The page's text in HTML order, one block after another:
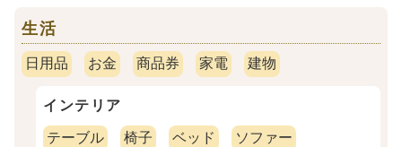
生活
日用品 お金 商品券 家電 建物
インテリア
テーブル 椅子 ベッド ソファー